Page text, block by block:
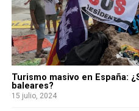
Turismo masivo en España:
baleares?
15 julio, 2024